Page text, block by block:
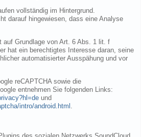
vollständig im Hintergrund.
darauf hingewiesen, dass eine Analyse
auf Grundlage von Art. 6 Abs. 1 lit. f
hat ein berechtigtes Interesse daran, seine
automatisierter Ausspähung und vor
reCAPTCHA sowie die
entnehmen Sie folgenden Links:
und
intro/android.html